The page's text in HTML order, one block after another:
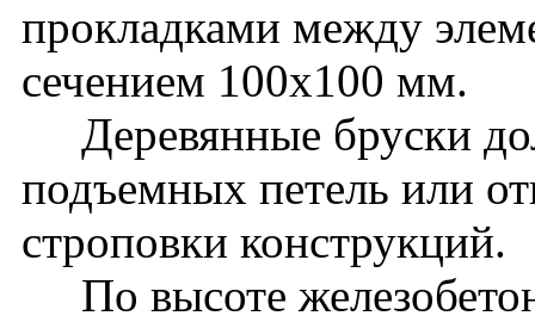
прокладками между
сечением 100x100 мм.
Деревянные бруски
подъемных петель или
строповки конструкций.
По высоте